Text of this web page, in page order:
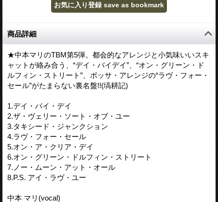
商品詳細
★中本マリのTBM第5弾。都会的なアレンジと小気味いいスキ
ャットが絡み合う、“デイ・バイデイ”、“オン・グリーン・ド
ルフィン・ストリート”、ボッサ・アレンジの“ラヴ・フォー・
セール”がたまらない裏名盤!!(塙耕記)
1.デイ・バイ・デイ
2.ザ・ヴェリー・ソート・オブ・ユー
3.タキシード・ジャンクション
4.ラヴ・フォー・セール
5.オン・ア・クリア・デイ
6.オン・グリーン・ドルフィン・ストリート
7.ノー・ムーン・アット・オール
8.P.S. アイ・ラヴ・ユー
中本 マリ(vocal)